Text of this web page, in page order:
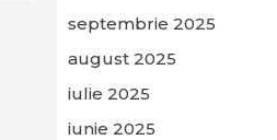
septembrie 2025
august 2025
iulie 2025
iunie 2025